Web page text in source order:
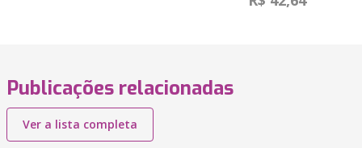
Publicações relacionadas
Ver a lista completa